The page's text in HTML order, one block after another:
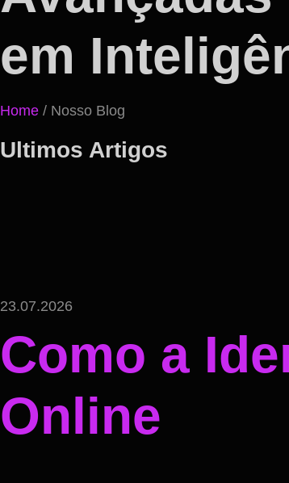
em
Home / Nosso Blog
Ultimos Artigos
23.07.2026
Como a
Online